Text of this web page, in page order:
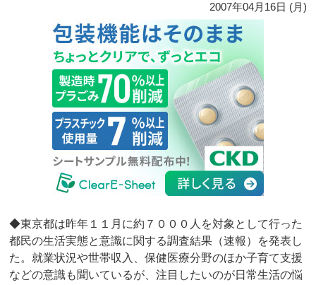
2007年04月16日 (月)
◆東京都は昨年１１月に約７０００人を対象として行った
都民の生活実態と意識に関する調査結果（速報）を発表し
た。就業状況や世帯収入、保健医療分野のほか子育て支援
などの意識も聞いているが、注目したいのが日常生活の悩